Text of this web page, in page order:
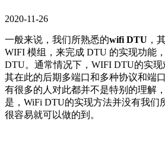
2020-11-26
一般来说，我们所熟悉的wifi DTU ，
WIFI 模组，来完成 DTU 的实现功能
DTU。通常情况下，WIFI DTU的实现
其在此的后期多端口和多种协议和端
有很多的人对此都并不是特别的理解
是，WiFi DTU的实现方法并没有我们
很容易就可以做的到。